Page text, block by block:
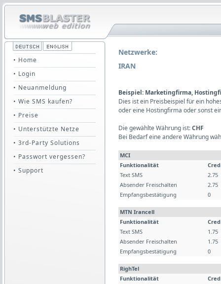
• Home
• Login
• Neuanmeldung
• Wie SMS kaufen?
• Preise
• Unterstützte Netze
• 3rd-Party Solutions
• Passwort vergessen?
• Support
Netzwerke:
IRAN
Beispiel: Marketingfirma,
Dies ist ein Preisbeispiel für ein
oder eine Hostingfirma oder sonst
Die gewählte Währung ist:CHF
Bei Bedarf eine andere Währung
MCI
Funktionalität
Text SMS
2.75
Absender Freischalten
2.75
Empfangsbestätigung
0
MTN Irancell
Funktionalität
Text SMS
1.75
Absender Freischalten
1.75
Empfangsbestätigung
0
RighTel
Funktionalität